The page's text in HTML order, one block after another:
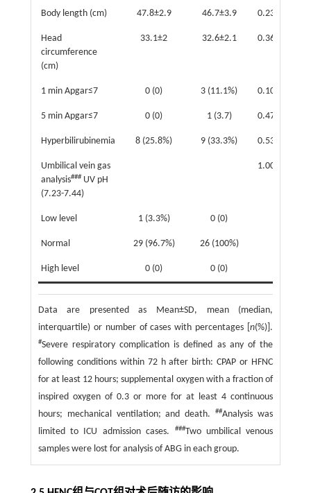
Body length (cm) 47.8±2.9 46.7±3.9 0.23
Head
circumference
(cm)
33.1±2 32.6±2.1 0.36
1 min Apgar≤7 0 (0) 3 (11.1%) 0.10
5 min Apgar≤7 0 (0) 1 (3.7) 0.47
Hyperbilirubinemia 8 (25.8%) 9 (33.3%) 0.53
Umbilical vein gas
analysis### UV pH
(7.23-7.44)
1.00
Low level 1 (3.3%) 0 (0)
Normal 29 (96.7%) 26 (100%)
High level 0 (0) 0 (0)
Data are presented as Mean±SD, mean (median,
interquartile) or number of cases with percentages [n(%)].
#Severe respiratory complication is defined as any of the
following conditions within 72 h after birth: CPAP or HFNC
for at least 12 hours; supplemental oxygen with a fraction of
inspired oxygen of 0.3 or more for at least 4 continuous
hours; mechanical ventilation; and death.##Analysis was
limited to ICU admission cases.
###Two umbilical venous
samples were lost for analysis of ABG in each group.